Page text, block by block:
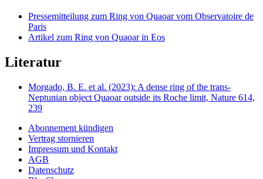
Pressemitteilung zum Ring von Quaoar vom Observatoire de
Paris
Artikel zum Ring von Quaoar in Eos
Literatur
Morgado, B. E. et al. (2023): A dense ring of the trans-
Neptunian object Quaoar outside its Roche limit, Nature 614,
239
Abonnement kündigen
Vertrag stornieren
Impressum und Kontakt
AGB
Datenschutz